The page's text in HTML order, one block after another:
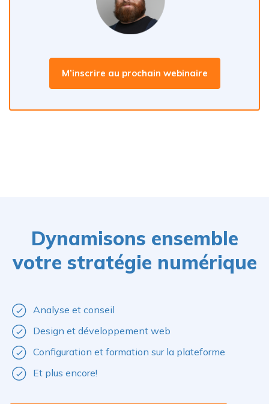
M’inscrire au prochain webinaire
Dynamisons ensemble
votre stratégie numérique
Analyse et conseil
Design et développement web
Configuration et formation sur la plateforme
Et plus encore!